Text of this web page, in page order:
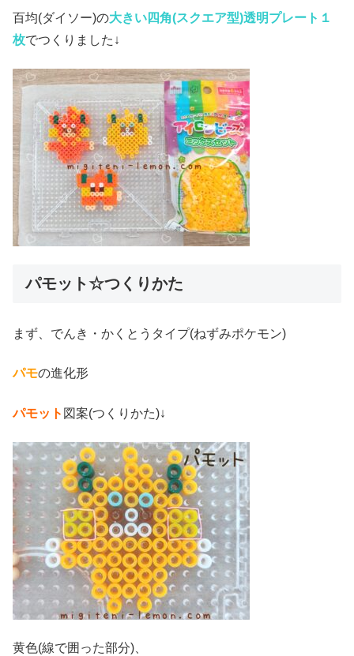
百均(ダイソー)の大きい四角(スクエア型)透明プレート１
枚でつくりました↓
パモット☆つくりかた
まず、でんき・かくとうタイプ(ねずみポケモン)
パモの進化形
パモット 図案(つくりかた)↓
黄色(線で囲った部分)、